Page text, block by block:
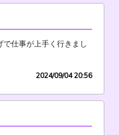
仕事が上手く行きまし
2024/09/04 20:56